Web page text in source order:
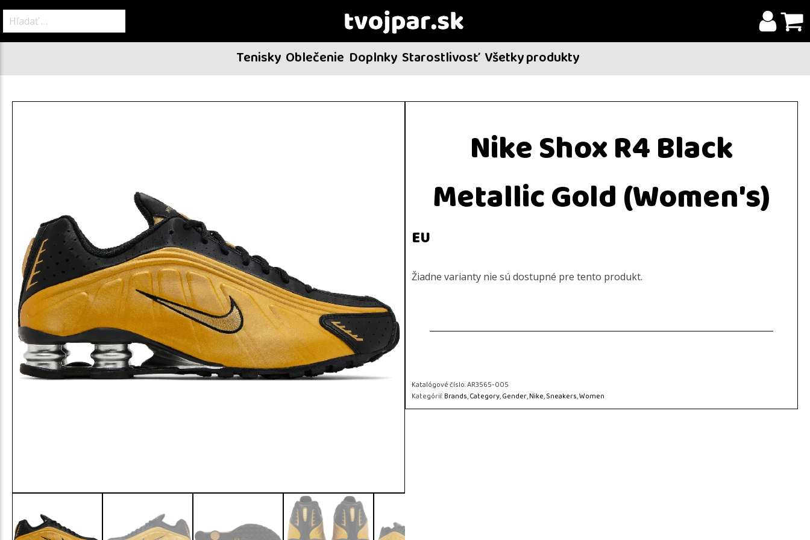
Tenisky Oblečenie Doplnky Starostlivosť Všetky produkty
Nike Shox R4 Black
Metallic Gold (Women's)
EU
Žiadne varianty nie sú dostupné pre tento produkt.
Katalógové číslo:AR3565-005
Kategórií:Brands,Category,Gender,Nike,Sneakers,Women